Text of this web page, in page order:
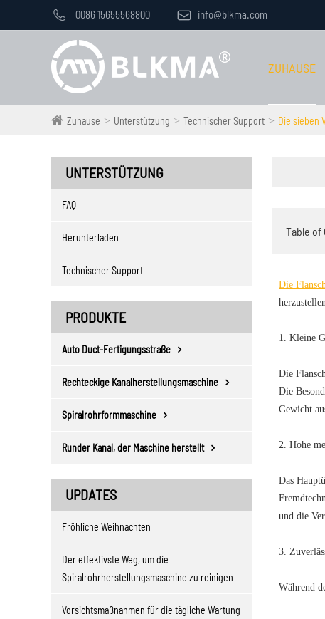
 0086 15655568800  info@blkma.com
ZUHAUSE
Zuhause Unterstützung Technischer Support Die sieben
UNTERSTÜTZUNG
FAQ
Herunterladen
Technischer Support
PRODUKTE
Auto Duct-Fertigungsstraße
Rechteckige Kanalherstellungsmaschine
Spiralrohrformmaschine
Runder Kanal, der Maschine herstellt
UPDATES
Fröhliche Weihnachten
Der effektivste Weg, um die
Spiralrohrherstellungsmaschine zu reinigen
Vorsichtsmaßnahmen für die tägliche Wartung
Table of
Die
1. Kleine
Die
Die
Gewicht
2. Hohe
Das
und die
3.
Während